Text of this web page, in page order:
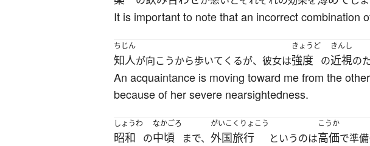
It is important to note that an incorrect combination
ちじん
知人が向こうから歩いてくるが、彼女は
きょうど
強度 の
きんし
近視の
An acquaintance is moving toward me from the
because of her severe nearsightedness.
しょうわ
昭和 の
なかごろ
中頃 まで、
がいこくりょこう
外国旅行 というのは
こうか
高価で準備